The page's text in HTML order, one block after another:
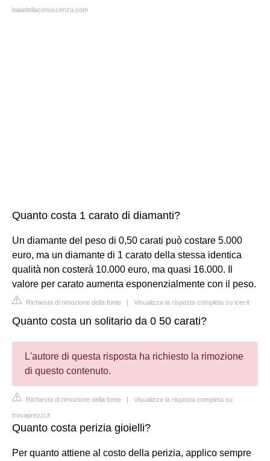
baiadellaconoscenza.com
Quanto costa 1 carato di diamanti?
Un diamante del peso di 0,50 carati può costare 5.000
euro, ma un diamante di 1 carato della stessa identica
qualità non costerà 10.000 euro, ma quasi 16.000. Il
valore per carato aumenta esponenzialmente con il peso.
Richiesta di rimozione della fonte | Visualizza la risposta completa su icer.it
Quanto costa un solitario da 0 50 carati?
L'autore di questa risposta ha richiesto la rimozione
di questo contenuto.
Richiesta di rimozione della fonte | Visualizza la risposta completa su
trovaprezzi.it
Quanto costa perizia gioielli?
Per quanto attiene al costo della perizia, applico sempre